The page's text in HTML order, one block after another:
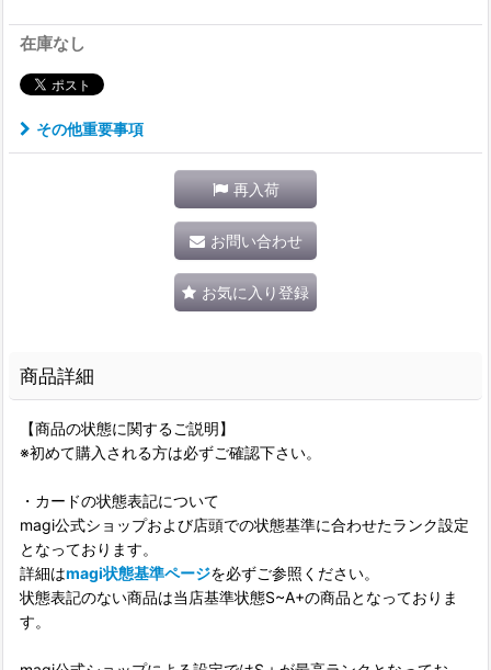
在庫なし
その他重要事項
再入荷
お問い合わせ
お気に入り登録
商品詳細
【商品の状態に関するご説明】
※初めて購入される方は必ずご確認下さい。
・カードの状態表記について
magi公式ショップおよび店頭での状態基準に合わせたランク設定
となっております。
詳細はmagi状態基準ページを必ずご参照ください。
状態表記のない商品は当店基準状態S~A+の商品となっておりま
す。